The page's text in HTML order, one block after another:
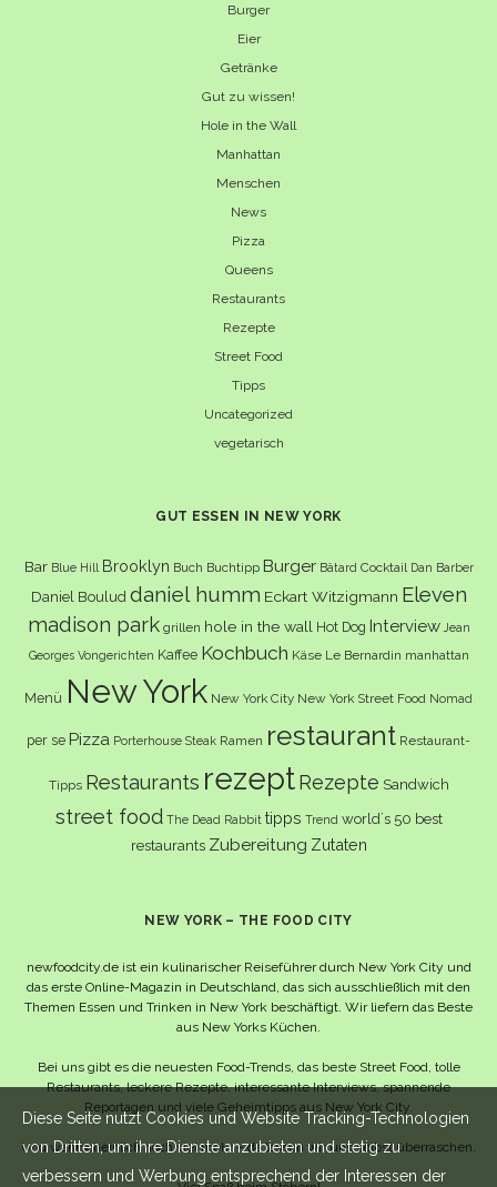
Burger
Eier
Getränke
Gut zu wissen!
Hole in the Wall
Manhattan
Menschen
News
Pizza
Queens
Restaurants
Rezepte
Street Food
Tipps
Uncategorized
vegetarisch
GUT ESSEN IN NEW YORK
Bar Blue Hill Brooklyn Buch Buchtipp Burger Bâtard Cocktail Dan Barber
Daniel Boulud daniel humm Eckart Witzigmann Eleven
madison park grillen hole in the wall Hot Dog Interview Jean
Georges Vongerichten Kaffee Kochbuch Käse Le Bernardin manhattan
Menü New York New York City New York Street Food Nomad
per se Pizza Porterhouse Steak Ramen restaurant Restaurant-
Tipps Restaurants rezept Rezepte Sandwich
street food The Dead Rabbit tipps Trend world´s 50 best
restaurants Zubereitung Zutaten
NEW YORK – THE FOOD CITY
newfoodcity.de ist ein kulinarischer Reiseführer durch New York City und
das erste Online-Magazin in Deutschland, das sich ausschließlich mit den
Themen Essen und Trinken in New York beschäftigt. Wir liefern das Beste
aus New Yorks Küchen.
Bei uns gibt es die neuesten Food-Trends, das beste Street Food, tolle
Restaurants, leckere Rezepte, interessante Interviews, spannende
Reportagen und viele Geheimtipps aus New York City.
Und wahrscheinlich noch viel mehr – da lassen wir uns selbst überraschen.
Diese Seite nutzt Cookies und Website Tracking-Technologien
von Dritten, um ihre Dienste anzubieten und stetig zu
verbessern und Werbung entsprechend der Interessen der